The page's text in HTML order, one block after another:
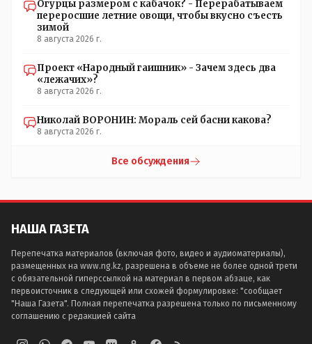
Огурцы размером с кабачок? - Перерабатываем
переросшие летние овощи, чтобы вкусно съесть
зимой
8 августа 2026 г.
Проект «Народный гаишник» - Зачем здесь два
«лежачих»?
8 августа 2026 г.
Николай ВОРОНИН: Мораль сей басни какова?
8 августа 2026 г.
Все обсуждения
НАША ГАЗЕТА
Перепечатка материалов (включая фото, видео и аудиоматериалы),
размещенных на www.ng.kz, разрешена в объеме не более одной трети
с обязательной гиперссылкой на материал в первом абзаце, как
первоисточник в следующей или схожей формулировке: "сообщает
"Наша Газета". Полная перепечатка разрешена только по письменному
соглашению с редакцией сайта